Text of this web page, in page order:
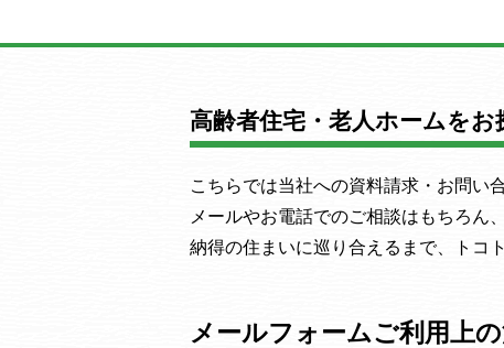
高齢者住宅・老人ホームを
こちらでは当社への資料請求・お問い
メールやお電話でのご相談はもちろん
納得の住まいに巡り合えるまで、トコ
メールフォームご利用上